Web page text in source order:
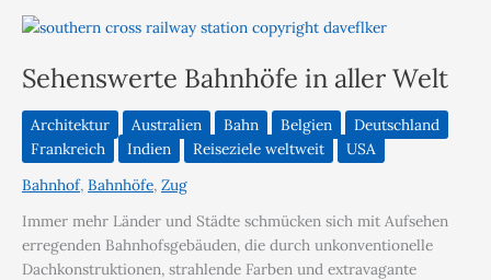
Sehenswerte Bahnhöfe in aller Welt
Architektur Australien Bahn Belgien
Deutschland
Frankreich
Indien Reiseziele weltweit
USA
Bahnhof, Bahnhöfe, Zug
Immer mehr Länder und Städte schmücken sich mit Aufsehen
erregenden Bahnhofsgebäuden, die durch unkonventionelle
Dachkonstruktionen, strahlende Farben und extravagante